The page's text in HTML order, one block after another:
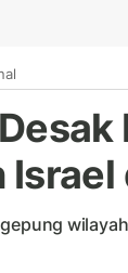
Israel